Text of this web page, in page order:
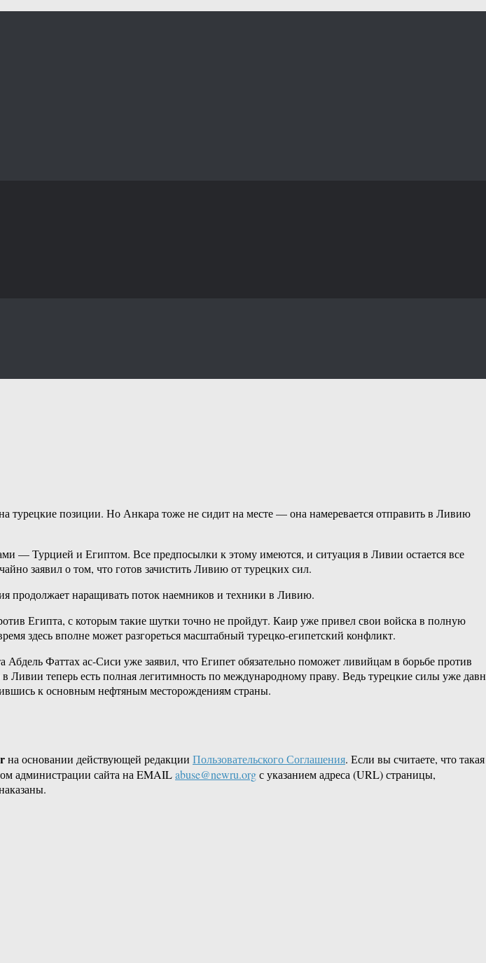
турецкие позиции. Но Анкара тоже не сидит на месте — она намеревается отправить в Ливию
— Турцией и Египтом. Все предпосылки к этому имеются, и ситуация в Ливии остается все
заявил о том, что готов зачистить Ливию от турецких сил.
продолжает наращивать поток наемников и техники в Ливию.
Египта, с которым такие шутки точно не пройдут. Каир уже привел свои войска в полную
здесь вполне может разгореться масштабный турецко-египетский конфликт.
Фаттах ас-Сиси уже заявил, что Египет обязательно поможет ливийцам в борьбе против
Ливии теперь есть полная легитимность по международному праву. Ведь турецкие силы уже
к основным нефтяным месторождениям страны.
на основании действующей редакции Пользовательского Соглашения. Если вы считаете, что такая
администрации сайта на EMAILabuse@newru.orgс указанием адреса (URL) страницы,